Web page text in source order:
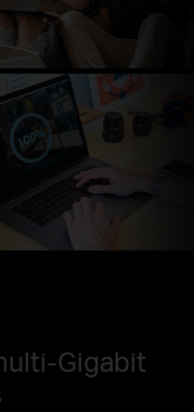
Gigabit